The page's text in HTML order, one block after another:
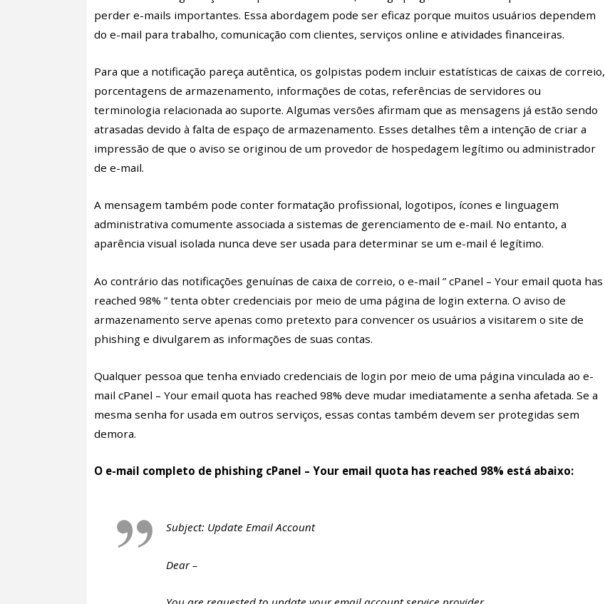
perder e-mails importantes. Essa abordagem pode ser eficaz porque muitos usuários dependem
do e-mail para trabalho, comunicação com clientes, serviços online e atividades financeiras.
Para que a notificação pareça autêntica, os golpistas podem incluir estatísticas de caixas de correio,
porcentagens de armazenamento, informações de cotas, referências de servidores ou
terminologia relacionada ao suporte. Algumas versões afirmam que as mensagens já estão sendo
atrasadas devido à falta de espaço de armazenamento. Esses detalhes têm a intenção de criar a
impressão de que o aviso se originou de um provedor de hospedagem legítimo ou administrador
de e-mail.
A mensagem também pode conter formatação profissional, logotipos, ícones e linguagem
administrativa comumente associada a sistemas de gerenciamento de e-mail. No entanto, a
aparência visual isolada nunca deve ser usada para determinar se um e-mail é legítimo.
Ao contrário das notificações genuínas de caixa de correio, o e-mail ” cPanel – Your email quota has
reached 98% ” tenta obter credenciais por meio de uma página de login externa. O aviso de
armazenamento serve apenas como pretexto para convencer os usuários a visitarem o site de
phishing e divulgarem as informações de suas contas.
Qualquer pessoa que tenha enviado credenciais de login por meio de uma página vinculada ao e-
mail cPanel – Your email quota has reached 98% deve mudar imediatamente a senha afetada. Se a
mesma senha for usada em outros serviços, essas contas também devem ser protegidas sem
demora.
O e-mail completo de phishing cPanel – Your email quota has reached 98% está abaixo:
Subject: Update Email Account
Dear –